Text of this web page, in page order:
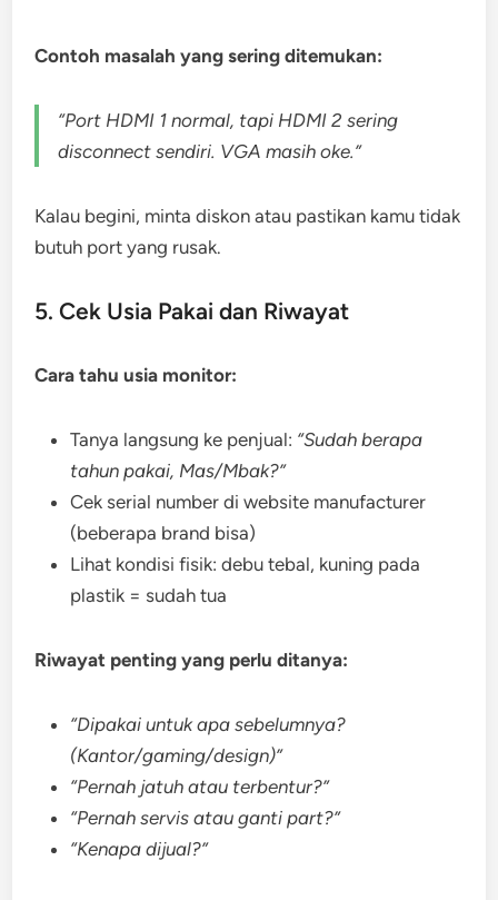
Contoh masalah yang sering ditemukan:
“Port HDMI 1 normal, tapi HDMI 2 sering
disconnect sendiri. VGA masih oke.”
Kalau begini, minta diskon atau pastikan kamu tidak
butuh port yang rusak.
5. Cek Usia Pakai dan Riwayat
Cara tahu usia monitor:
Tanya langsung ke penjual: “Sudah berapa
tahun pakai, Mas/Mbak?”
Cek serial number di website manufacturer
(beberapa brand bisa)
Lihat kondisi fisik: debu tebal, kuning pada
plastik = sudah tua
Riwayat penting yang perlu ditanya:
“Dipakai untuk apa sebelumnya?
(Kantor/gaming/design)”
“Pernah jatuh atau terbentur?”
“Pernah servis atau ganti part?”
“Kenapa dijual?”